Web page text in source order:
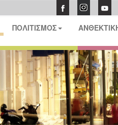
ΠΟΛΙΤΙΣΜΟΣ